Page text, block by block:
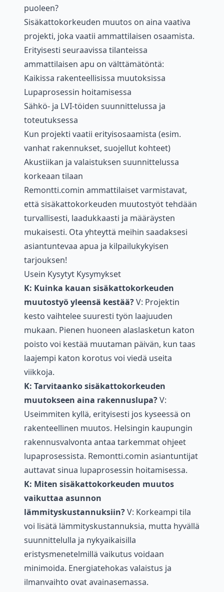
puoleen?
Sisäkattokorkeuden muutos on aina vaativa
projekti, joka vaatii ammattilaisen osaamista.
Erityisesti seuraavissa tilanteissa
ammattilaisen apu on välttämätöntä:
Kaikissa rakenteellisissa muutoksissa
Lupaprosessin hoitamisessa
Sähkö- ja LVI-töiden suunnittelussa ja
toteutuksessa
Kun projekti vaatii erityisosaamista (esim.
vanhat rakennukset, suojellut kohteet)
Akustiikan ja valaistuksen suunnittelussa
korkeaan tilaan
Remontti.comin ammattilaiset varmistavat,
että sisäkattokorkeuden muutostyöt tehdään
turvallisesti, laadukkaasti ja määräysten
mukaisesti. Ota yhteyttä meihin saadaksesi
asiantuntevaa apua ja kilpailukykyisen
tarjouksen!
Usein Kysytyt Kysymykset
K: Kuinka kauan sisäkattokorkeuden
muutostyö yleensä kestää?V: Projektin
kesto vaihtelee suuresti työn laajuuden
mukaan. Pienen huoneen alaslasketun katon
poisto voi kestää muutaman päivän, kun taas
laajempi katon korotus voi viedä useita
viikkoja.
K: Tarvitaanko sisäkattokorkeuden
muutokseen aina rakennuslupa?V:
Useimmiten kyllä, erityisesti jos kyseessä on
rakenteellinen muutos. Helsingin kaupungin
rakennusvalvonta antaa tarkemmat ohjeet
lupaprosessista. Remontti.comin asiantuntijat
auttavat sinua lupaprosessin hoitamisessa.
K: Miten sisäkattokorkeuden muutos
vaikuttaa asunnon
lämmityskustannuksiin?V: Korkeampi tila
voi lisätä lämmityskustannuksia, mutta hyvällä
suunnittelulla ja nykyaikaisilla
eristysmenetelmillä vaikutus voidaan
minimoida. Energiatehokas valaistus ja
ilmanvaihto ovat avainasemassa.